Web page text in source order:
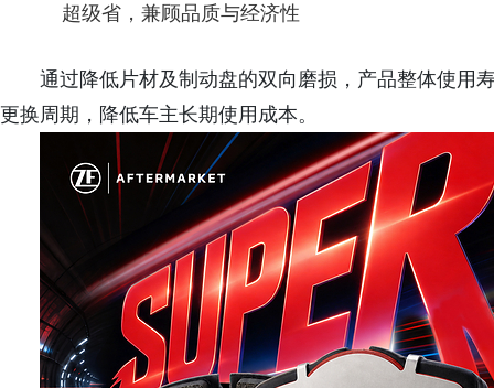
超级省，兼顾品质与经济性
通过降低片材及制动盘的双向磨损，产品整体使用
更换周期，降低车主长期使用成本。